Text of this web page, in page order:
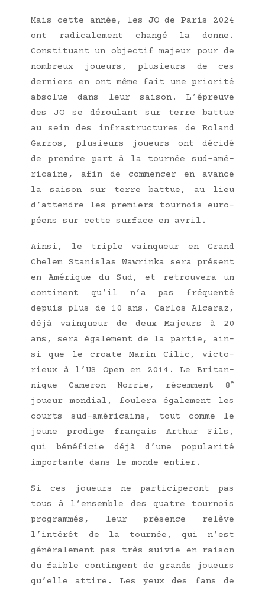
Mais cette année, les JO de Paris 2024
ont radi­ca­le­ment chan­gé la donne.
Consti­tuant un objec­tif majeur pour de
nom­breux joueurs, plu­sieurs de ces
der­niers en ont même fait une prio­ri­té
abso­lue dans leur sai­son. L’épreuve
des JO se dérou­lant sur terre bat­tue
au sein des infra­struc­tures de Roland
Gar­ros, plu­sieurs joueurs ont déci­dé
de prendre part à la tour­née sud-amé­
ri­caine, afin de com­men­cer en avance
la sai­son sur terre bat­tue, au lieu
d’attendre les pre­miers tour­nois euro­
péens sur cette sur­face en avril.
Ain­si, le triple vain­queur en Grand
Che­lem Sta­nis­las Wawrin­ka sera pré­sent
en Amé­rique du Sud, et retrou­ve­ra un
conti­nent qu’il n’a pas fré­quen­té
depuis plus de 10 ans. Car­los Alca­raz,
déjà vain­queur de deux Majeurs à 20
ans, sera éga­le­ment de la par­tie, ain­
si que le croate Marin Cilic, vic­to­
rieux à l’US Open en 2014. Le Bri­tan­
nique Came­ron Nor­rie, récem­ment 8e
joueur mon­dial, fou­le­ra éga­le­ment les
courts sud-amé­ri­cains, tout comme le
jeune pro­dige fran­çais Arthur Fils,
qui béné­fi­cie déjà d’une popu­la­ri­té
impor­tante dans le monde entier.
Si ces joueurs ne par­ti­ci­pe­ront pas
tous à l’ensemble des quatre tour­nois
pro­gram­més, leur pré­sence relève
l’intérêt de la tour­née, qui n’est
géné­ra­le­ment pas très sui­vie en rai­son
du faible contin­gent de grands joueurs
qu’elle attire. Les yeux des fans de